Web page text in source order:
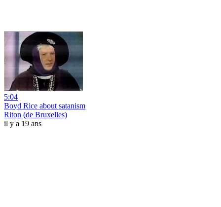
5:04
Boyd Rice about satanism
Riton (de Bruxelles)
il y a 19 ans